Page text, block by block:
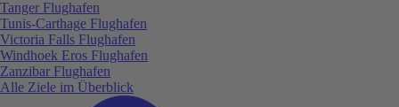
Tanger Flughafen
Tunis-Carthage Flughafen
Victoria Falls Flughafen
Windhoek Eros Flughafen
Zanzibar Flughafen
Alle Ziele im Überblick